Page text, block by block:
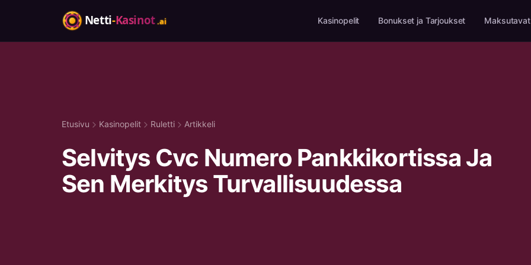
Kasinopelit Bonukset ja Tarjoukset Maksutavat
Etusivu Kasinopelit Ruletti Artikkeli
Selvitys Cvc Numero Pankkikortissa Ja
Sen Merkitys Turvallisuudessa